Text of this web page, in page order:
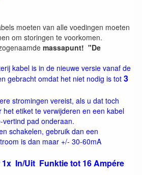
moeten van alle voedingen moeten
om storingen te voorkomen.
massapunt! "De
kabel is in de nieuwe versie vanaf de
gebracht omdat het niet nodig is tot 3
stromingen vereist, als u dat toch
etiket te verwijderen en een kabel
pad onderaan.
schakelen, gebruik dan een
is dan maar +/- 30-60mA
In/Uit Funktie tot 16 Ampére